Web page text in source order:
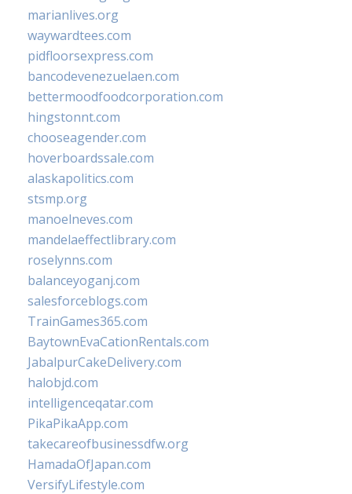
marianlives.org
waywardtees.com
pidfloorsexpress.com
bancodevenezuelaen.com
bettermoodfoodcorporation.com
hingstonnt.com
chooseagender.com
hoverboardssale.com
alaskapolitics.com
stsmp.org
manoelneves.com
mandelaeffectlibrary.com
roselynns.com
balanceyoganj.com
salesforceblogs.com
TrainGames365.com
BaytownEvaCationRentals.com
JabalpurCakeDelivery.com
halobjd.com
intelligenceqatar.com
PikaPikaApp.com
takecareofbusinessdfw.org
HamadaOfJapan.com
VersifyLifestyle.com